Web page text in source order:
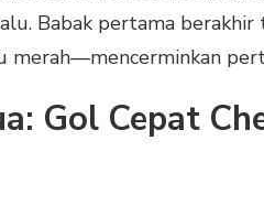
Babak pertama
merah—mencerminkan
Gol Cepat